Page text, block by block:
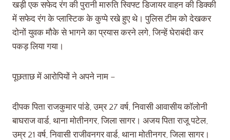
खड़ी एक सफेद रंग की पुरानी मारुति स्विफ्ट डिजायर वाहन की डिक्की
में सफेद रंग के प्लास्टिक के कुप्पे रखे हुए थे। पुलिस टीम को देखकर
दोनों युवक मौके से भागने का प्रयास करने लगे, जिन्हें घेराबंदी कर
पकड़ लिया गया।
पूछताछ में आरोपियों ने अपने नाम –
दीपक पिता राजकुमार पांडे, उम्र 27 वर्ष, निवासी आवासीय कॉलोनी
बाघराज वार्ड, थाना मोतीनगर, जिला सागर। अजय पिता राजू पटेल,
उम्र 21 वर्ष, निवासी राजीवनगर वार्ड, थाना मोतीनगर, जिला सागर।